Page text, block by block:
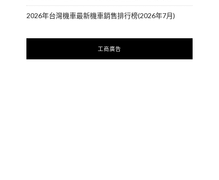
2026年台灣機車最新機車銷售排行榜(2026年7月)
工商廣告